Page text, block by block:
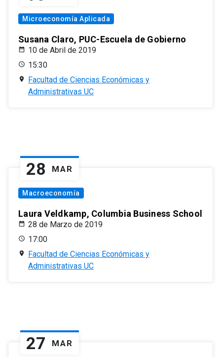
Microeconomía Aplicada
Susana Claro, PUC-Escuela de Gobierno
10 de Abril de 2019
15:30
Facultad de Ciencias Económicas y
Administrativas UC
28 MAR
Macroeconomía
Laura Veldkamp, Columbia Business School
28 de Marzo de 2019
17:00
Facultad de Ciencias Económicas y
Administrativas UC
27 MAR